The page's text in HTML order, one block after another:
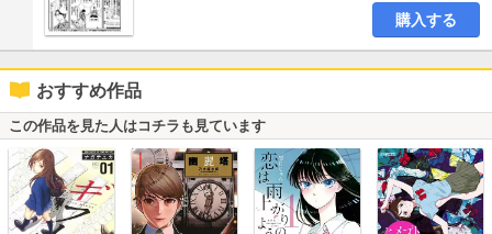
購入する
おすすめ作品
この作品を見た人はコチラも見ています